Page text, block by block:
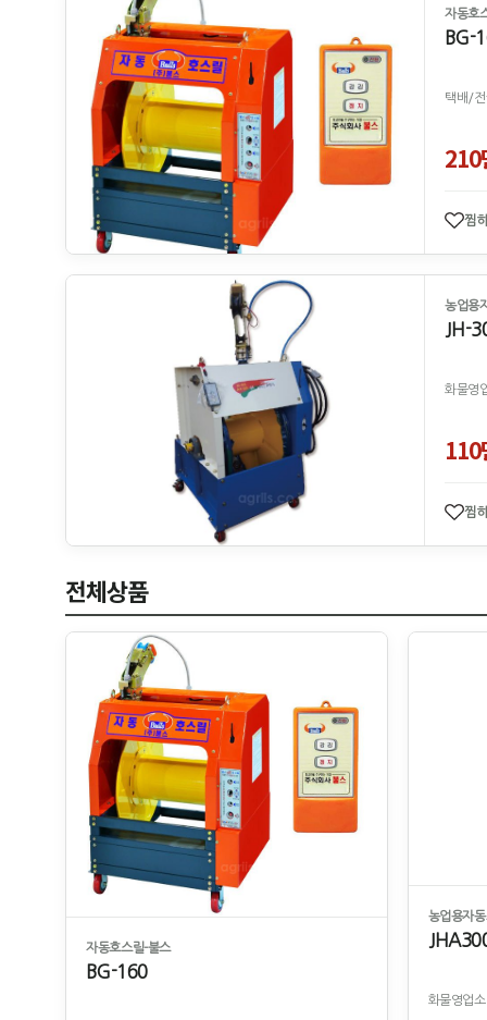
자동호
BG-
택배/전
210
찜
농업용
JH-
화물영
110
찜
전체상품
자동호스릴-불스
BG-160
농업용자
화물영업